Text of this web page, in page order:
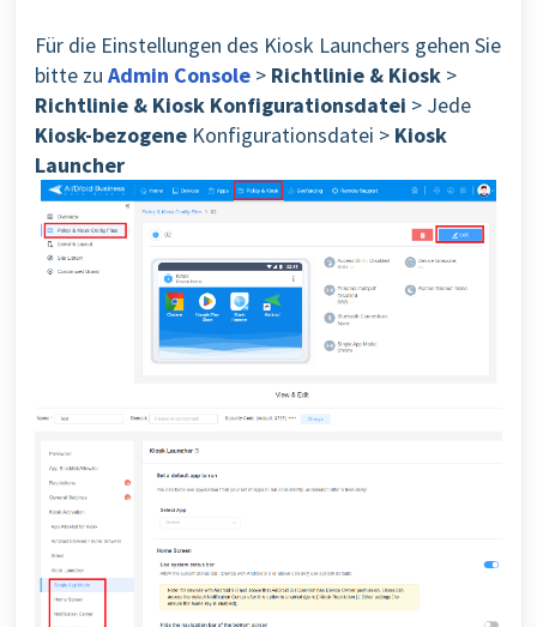
Für die Einstellungen des Kiosk Launchers gehen Sie
bitte zu Admin Console > Richtlinie & Kiosk >
Richtlinie & Kiosk Konfigurationsdatei > Jede
Kiosk-bezogene Konfigurationsdatei > Kiosk
Launcher